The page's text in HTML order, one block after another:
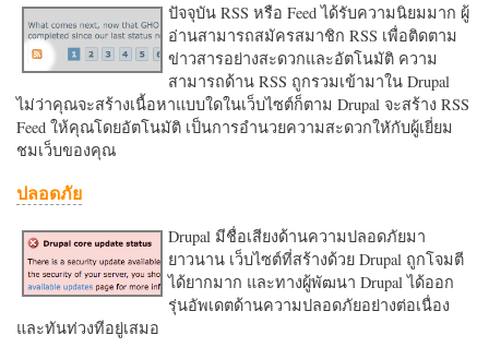
ปัจจุบัน RSS หรือ Feed ได้รับความนิยมมาก ผู้
อ่านสามารถสมัครสมาชิก RSS เพื่อติดตาม
ข่าวสารอย่างสะดวกและอัตโนมัติ ความ
สามารถด้าน RSS ถูกรวมเข้ามาใน Drupal
ไม่ว่าคุณจะสร้างเนื้อหาแบบใดในเว็บไซต์ก็ตาม Drupal จะสร้าง RSS
Feed ให้คุณโดยอัตโนมัติ เป็นการอำนวยความสะดวกใหักับผู้เยี่ยม
ชมเว็บของคุณ
ปลอดภัย
Drupal มีชื่อเสียงด้านความปลอดภัยมา
ยาวนาน เว็บไซต์ที่สร้างด้วย Drupal ถูกโจมตี
ได้ยากมาก และทางผู้พัฒนา Drupal ได้ออก
รุ่นอัพเดตด้านความปลอดภัยอย่างต่อเนื่อง
และทันท่วงทีอยู่เสมอ